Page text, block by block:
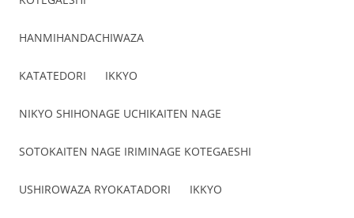
HANMIHANDACHIWAZA
KATATEDORI IKKYO
NIKYO SHIHONAGE UCHIKAITEN NAGE
SOTOKAITEN NAGE IRIMINAGE KOTEGAESHI
USHIROWAZA RYOKATADORI IKKYO